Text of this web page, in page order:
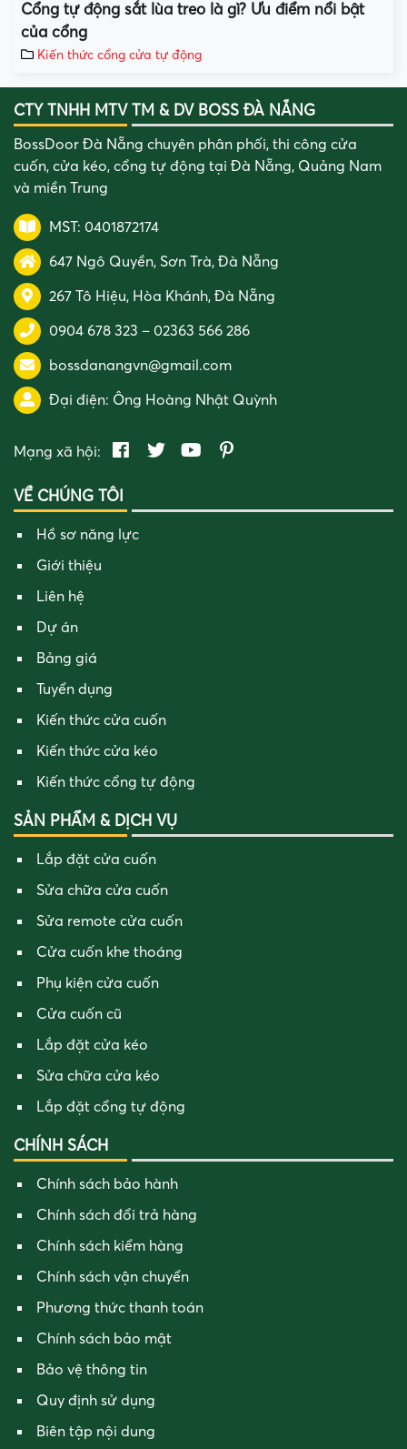
Cổng tự động sắt lùa treo là gì? Ưu điểm nổi bật
của cổng
Kiến thức cổng cửa tự động
CTY TNHH MTV TM & DV BOSS ĐÀ NẴNG
BossDoor Đà Nẵng chuyên phân phối, thi công cửa
cuốn, cửa kéo, cổng tự động tại Đà Nẵng, Quảng Nam
và miền Trung
MST: 0401872174
647 Ngô Quyền, Sơn Trà, Đà Nẵng
267 Tô Hiệu, Hòa Khánh, Đà Nẵng
0904 678 323 – 02363 566 286
bossdanangvn@gmail.com
Đại điện: Ông Hoàng Nhật Quỳnh
Mạng xã hội:
VỀ CHÚNG TÔI
Hồ sơ năng lực
Giới thiệu
Liên hệ
Dự án
Bảng giá
Tuyển dụng
Kiến thức cửa cuốn
Kiến thức cửa kéo
Kiến thức cổng tự động
SẢN PHẨM & DỊCH VỤ
Lắp đặt cửa cuốn
Sửa chữa cửa cuốn
Sửa remote cửa cuốn
Cửa cuốn khe thoáng
Phụ kiện cửa cuốn
Cửa cuốn cũ
Lắp đặt cửa kéo
Sửa chữa cửa kéo
Lắp đặt cổng tự động
CHÍNH SÁCH
Chính sách bảo hành
Chính sách đổi trả hàng
Chính sách kiểm hàng
Chính sách vận chuyển
Phương thức thanh toán
Chính sách bảo mật
Bảo vệ thông tin
Quy định sử dụng
Biên tập nội dung